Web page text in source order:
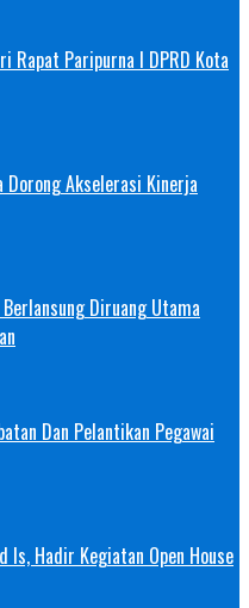
Rapat Paripurna I DPRD Kota
Akselerasi Kinerja
Diruang Utama
Dan Pelantikan Pegawai
Is, Hadir Kegiatan Open House